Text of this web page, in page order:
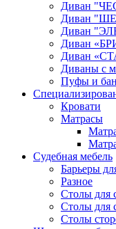
Диван
Диван
Диван
Диван
Диван
Диваны с
Пуфы и
Кровати
Матрасы
Судебная мебель
Барьеры
Разное
Столы для
Столы для
Столы